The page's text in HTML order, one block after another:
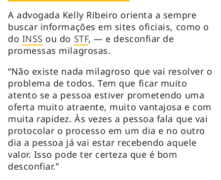
A advogada Kelly Ribeiro orienta a sempre
buscar informações em sites oficiais, como o
do INSS ou do STF, — e desconfiar de
promessas milagrosas.
“Não existe nada milagroso que vai resolver o
problema de todos. Tem que ficar muito
atento se a pessoa estiver prometendo uma
oferta muito atraente, muito vantajosa e com
muita rapidez. Às vezes a pessoa fala que vai
protocolar o processo em um dia e no outro
dia a pessoa já vai estar recebendo aquele
valor. Isso pode ter certeza que é bom
desconfiar.”